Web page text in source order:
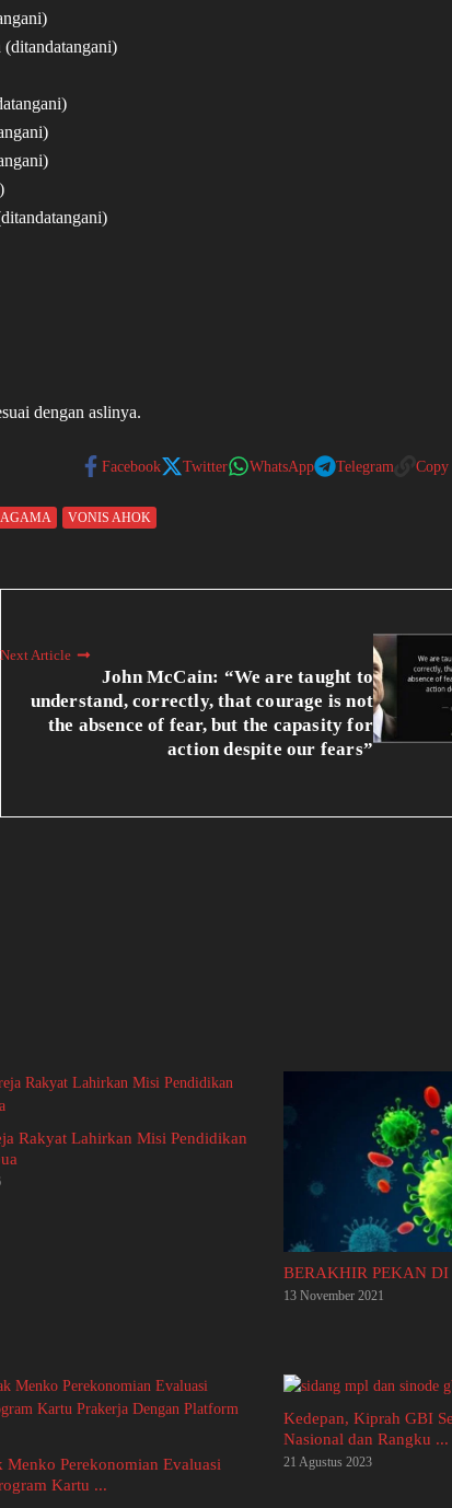
dengan aslinya.
Facebook Twitter WhatsApp Telegram
VONIS AHOK
Next Article
John McCain: “We are taught to
understand, correctly, that courage is not
the absence of fear, but the capasity for
action despite our fears”
Rakyat Lahirkan Misi Pendidikan
BERAKHIR PEKAN
13 November 2021
Perekonomian Evaluasi
Kartu ...
Kedepan, Kiprah GBI
Nasional dan Rangku ...
21 Agustus 2023